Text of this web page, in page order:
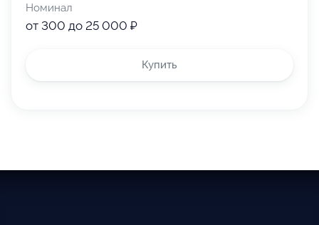
Номинал
от 300 до 25 000 ₽
Купить